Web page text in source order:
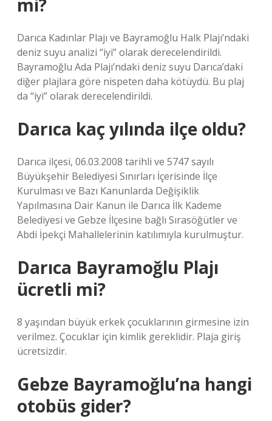
mi?
Darıca Kadınlar Plajı ve Bayramoğlu Halk Plajı’ndaki
deniz suyu analizi “iyi” olarak derecelendirildi.
Bayramoğlu Ada Plajı’ndaki deniz suyu Darıca’daki
diğer plajlara göre nispeten daha kötüydü. Bu plaj
da “iyi” olarak derecelendirildi.
Darıca kaç yılında ilçe oldu?
Darıca ilçesi, 06.03.2008 tarihli ve 5747 sayılı
Büyükşehir Belediyesi Sınırları İçerisinde İlçe
Kurulması ve Bazı Kanunlarda Değişiklik
Yapılmasına Dair Kanun ile Darıca İlk Kademe
Belediyesi ve Gebze İlçesine bağlı Sırasöğütler ve
Abdi İpekçi Mahallelerinin katılımıyla kurulmuştur.
Darıca Bayramoğlu Plajı
ücretli mi?
8 yaşından büyük erkek çocuklarının girmesine izin
verilmez. Çocuklar için kimlik gereklidir. Plaja giriş
ücretsizdir.
Gebze Bayramoğlu’na hangi
otobüs gider?